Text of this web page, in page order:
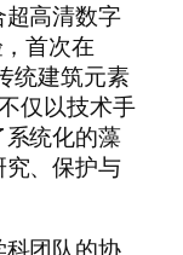
高清数字
首次在
统建筑元素
仅以技术手
统化的藻
、保护与